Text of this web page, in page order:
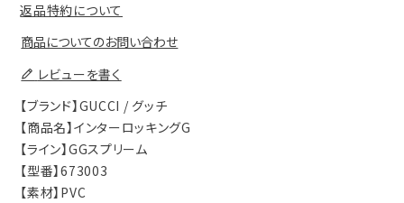
返品特約について
商品についてのお問い合わせ
レビューを書く
【ブランド】GUCCI / グッチ
【商品名】インターロッキングG
【ライン】GGスプリーム
【型番】673003
【素材】PVC